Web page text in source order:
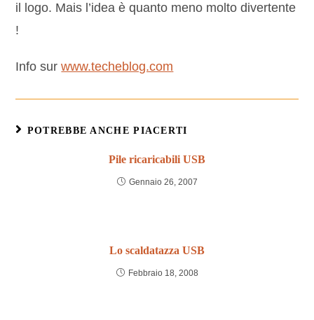
il logo. Mais l’idea è quanto meno molto divertente
!
Info surwww.techeblog.com
POTREBBE ANCHE PIACERTI
Pile ricaricabili USB
Gennaio 26, 2007
Lo scaldatazza USB
Febbraio 18, 2008